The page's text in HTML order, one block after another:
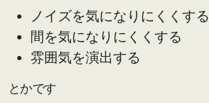
ノイズを気になりにくくする
間を気になりにくくする
雰囲気を演出する
とかです